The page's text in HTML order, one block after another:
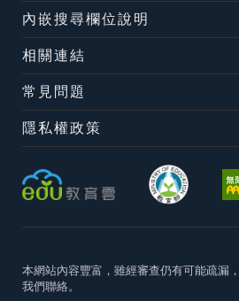
內嵌搜尋欄位說明
相關連結
常見問題
隱私權政策
本網站內容豐富，雖經審查仍有可能疏漏，
我們聯絡。